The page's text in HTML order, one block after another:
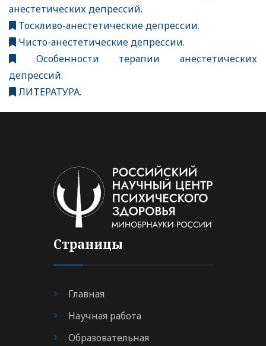
анестетических депрессий.
Тоскливо-анестетические депрессии.
Чисто-анестетические депрессии.
Особенности терапии анестетических
депрессий.
ЛИТЕРАТУРА.
Страницы
Главная
Научная работа
Образовательная